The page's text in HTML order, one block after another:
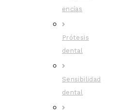
encías
Prótesis
dental
Sensibilidad
dental